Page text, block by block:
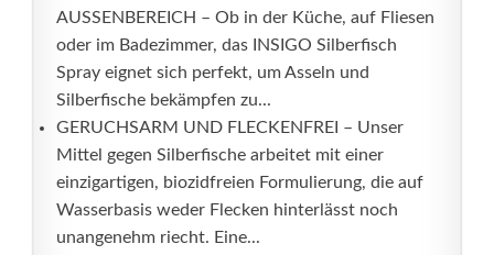
AUSSENBEREICH – Ob in der Küche, auf Fliesen
oder im Badezimmer, das INSIGO Silberfisch
Spray eignet sich perfekt, um Asseln und
Silberfische bekämpfen zu...
GERUCHSARM UND FLECKENFREI – Unser
Mittel gegen Silberfische arbeitet mit einer
einzigartigen, biozidfreien Formulierung, die auf
Wasserbasis weder Flecken hinterlässt noch
unangenehm riecht. Eine...